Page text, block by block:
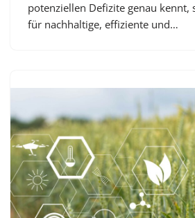
potenziellen Defizite genau kennt,
für nachhaltige, effiziente und…